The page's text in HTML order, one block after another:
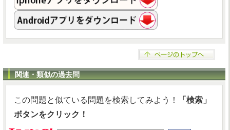
関連・類似の過去問
この問題と似ている問題を検索してみよう！
「検索」
ボタンをクリック！